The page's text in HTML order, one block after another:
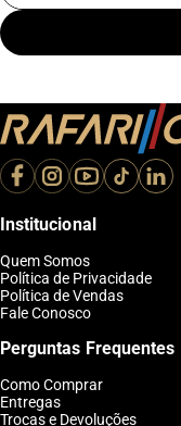
Institucional
Quem Somos
Política de Privacidade
Política de Vendas
Fale Conosco
Perguntas Frequentes
Como Comprar
Entregas
Trocas e Devoluções